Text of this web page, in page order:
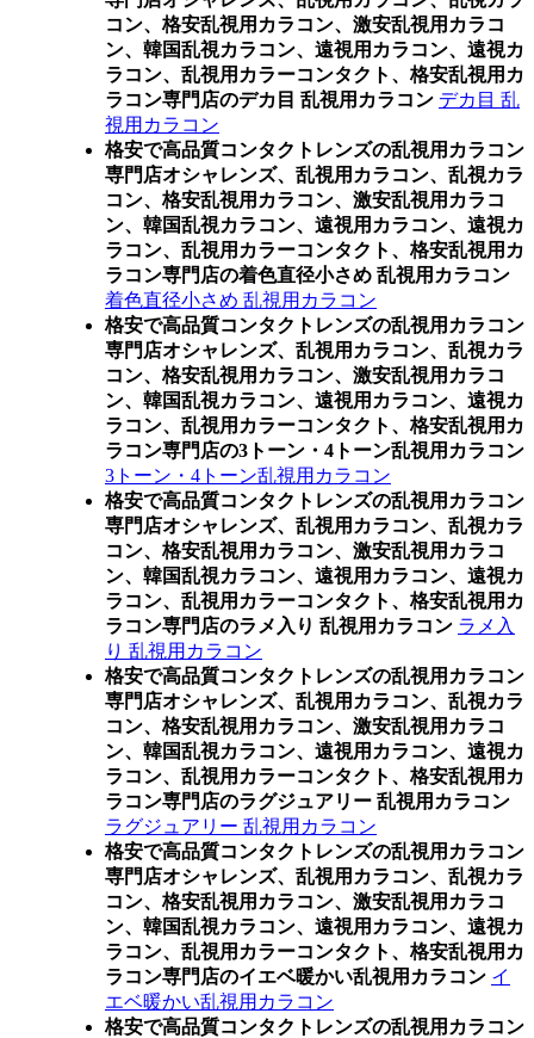
コン、格安乱視用カラコン、激安乱視用カラコ
ン、韓国乱視カラコン、遠視用カラコン、遠視カ
ラコン、乱視用カラーコンタクト、格安乱視用カ
ラコン専門店のデカ目 乱視用カラコン デカ目 乱
視用カラコン
格安で高品質コンタクトレンズの乱視用カラコン
専門店オシャレンズ、乱視用カラコン、乱視カラ
コン、格安乱視用カラコン、激安乱視用カラコ
ン、韓国乱視カラコン、遠視用カラコン、遠視カ
ラコン、乱視用カラーコンタクト、格安乱視用カ
ラコン専門店の着色直径小さめ 乱視用カラコン
着色直径小さめ 乱視用カラコン
格安で高品質コンタクトレンズの乱視用カラコン
専門店オシャレンズ、乱視用カラコン、乱視カラ
コン、格安乱視用カラコン、激安乱視用カラコ
ン、韓国乱視カラコン、遠視用カラコン、遠視カ
ラコン、乱視用カラーコンタクト、格安乱視用カ
ラコン専門店の3トーン・4トーン乱視用カラコン
3トーン・4トーン乱視用カラコン
格安で高品質コンタクトレンズの乱視用カラコン
専門店オシャレンズ、乱視用カラコン、乱視カラ
コン、格安乱視用カラコン、激安乱視用カラコ
ン、韓国乱視カラコン、遠視用カラコン、遠視カ
ラコン、乱視用カラーコンタクト、格安乱視用カ
ラコン専門店のラメ入り 乱視用カラコン ラメ入
り 乱視用カラコン
格安で高品質コンタクトレンズの乱視用カラコン
専門店オシャレンズ、乱視用カラコン、乱視カラ
コン、格安乱視用カラコン、激安乱視用カラコ
ン、韓国乱視カラコン、遠視用カラコン、遠視カ
ラコン、乱視用カラーコンタクト、格安乱視用カ
ラコン専門店のラグジュアリー 乱視用カラコン
ラグジュアリー 乱視用カラコン
格安で高品質コンタクトレンズの乱視用カラコン
専門店オシャレンズ、乱視用カラコン、乱視カラ
コン、格安乱視用カラコン、激安乱視用カラコ
ン、韓国乱視カラコン、遠視用カラコン、遠視カ
ラコン、乱視用カラーコンタクト、格安乱視用カ
ラコン専門店のイエベ暖かい乱視用カラコン イ
エベ暖かい乱視用カラコン
格安で高品質コンタクトレンズの乱視用カラコン